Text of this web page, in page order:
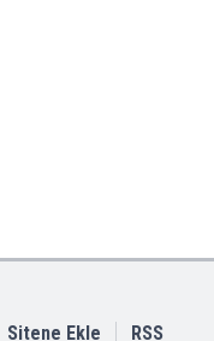
Sitene Ekle RSS